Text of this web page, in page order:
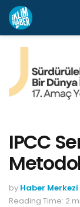
IPCC
by Haber Merkezi
Reading Time: 2